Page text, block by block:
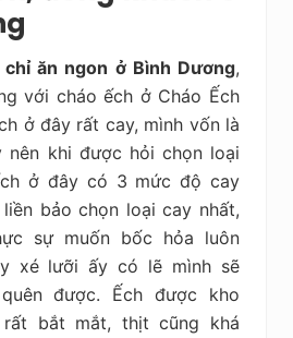
chỉ ăn ngon ở Bình Dương,
với cháo ếch ở Cháo Ếch
ở đây rất cay, mình vốn là
nên khi được hỏi chọn loại
ở đây có 3 mức độ cay
bảo chọn loại cay nhất,
sự muốn bốc hỏa luôn
xé lưỡi ấy có lẽ mình sẽ
được. Ếch được kho
bắt mắt, thịt cũng khá